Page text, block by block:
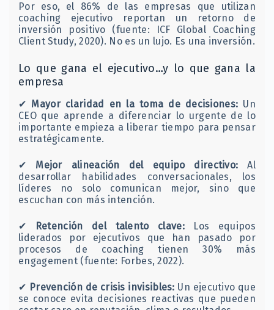
Por eso, el 86% de las empresas que utilizan
coaching ejecutivo reportan un retorno de
inversión positivo (fuente: ICF Global Coaching
Client Study, 2020). No es un lujo. Es una inversión.
Lo que gana el ejecutivo…y lo que gana la
empresa
✔ Mayor claridad en la toma de decisiones: Un
CEO que aprende a diferenciar lo urgente de lo
importante empieza a liberar tiempo para pensar
estratégicamente.
✔ Mejor alineación del equipo directivo: Al
desarrollar habilidades conversacionales, los
líderes no solo comunican mejor, sino que
escuchan con más intención.
✔ Retención del talento clave:Los equipos
liderados por ejecutivos que han pasado por
procesos de coaching tienen 30% más
engagement (fuente: Forbes, 2022).
✔ Prevención de crisis invisibles: Un ejecutivo que
se conoce evita decisiones reactivas que pueden